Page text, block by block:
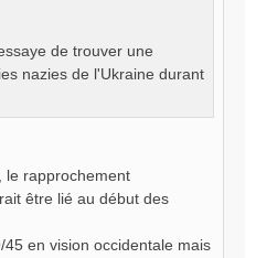
de trouver une
nazies de l'Ukraine durant
le rapprochement
être lié au début des
en vision occidentale mais